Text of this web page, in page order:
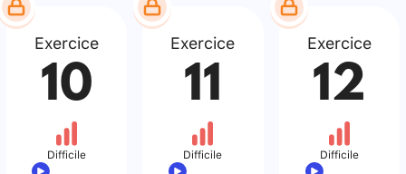
Exercice
10
Difficile
Exercice
11
Difficile
Exercice
12
Difficile